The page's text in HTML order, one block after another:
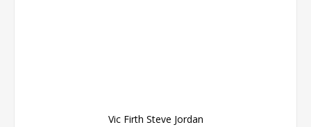
Vic Firth Steve Jordan